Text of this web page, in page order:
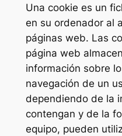
Una cookie es un
en su ordenador al
páginas web. Las
página web
información sobre
navegación de un
dependiendo de la
contengan y de la
equipo, pueden